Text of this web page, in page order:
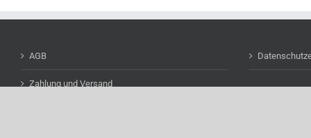
AGB
Zahlung und Versand